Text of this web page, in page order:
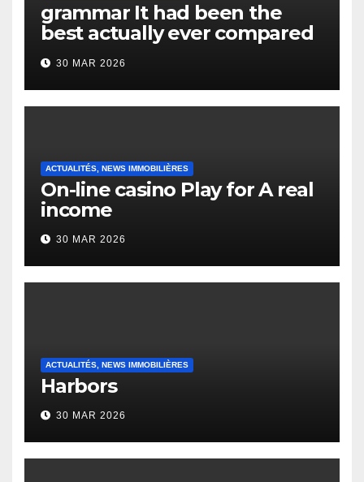
grammar It had been the
best actually ever compared
to it’s the top actually?
English Vocabulary Learners
Heap Change
30 MAR 2026
ACTUALITÉS, NEWS IMMOBILIÈRES
On-line casino Play for A real
income
30 MAR 2026
ACTUALITÉS, NEWS IMMOBILIÈRES
Harbors
30 MAR 2026